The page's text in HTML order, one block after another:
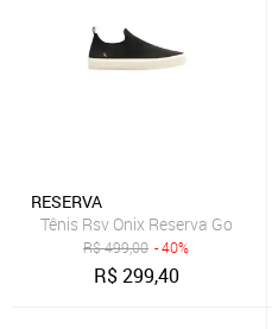
RESERVA
Tênis Rsv Onix Reserva Go
R$499,00 - 40%
R$299,40